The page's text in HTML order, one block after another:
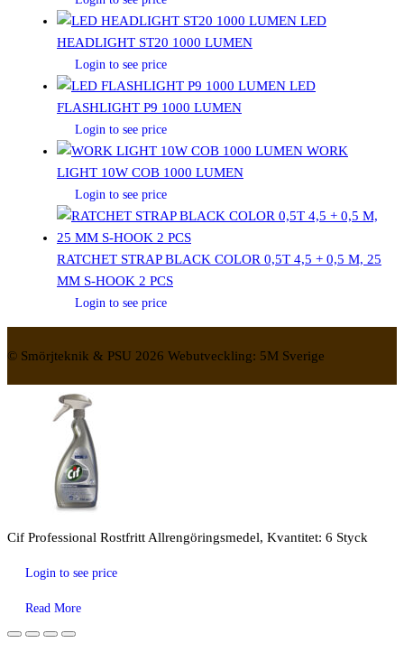
LED
HEADLIGHT ST20 1000 LUMEN
Login to see price
LED
FLASHLIGHT P9 1000 LUMEN
Login to see price
WORK
LIGHT 10W COB 1000 LUMEN
Login to see price
RATCHET STRAP BLACK COLOR 0,5T 4,5 + 0,5 M, 25
MM S-HOOK 2 PCS
Login to see price
© Smörjteknik & PSU 2026 Webutveckling: 5M Sverige
Cif Professional Rostfritt Allrengöringsmedel, Kvantitet: 6 Styck
Login to see price
Read More